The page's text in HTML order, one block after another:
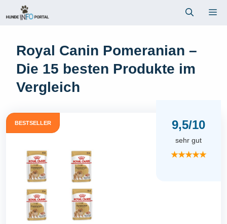
Inhalt
Royal Canin Pomeranian –
Die 15 besten Produkte im
Vergleich
BESTSELLER 9,5/10
sehr gut
★★★★★